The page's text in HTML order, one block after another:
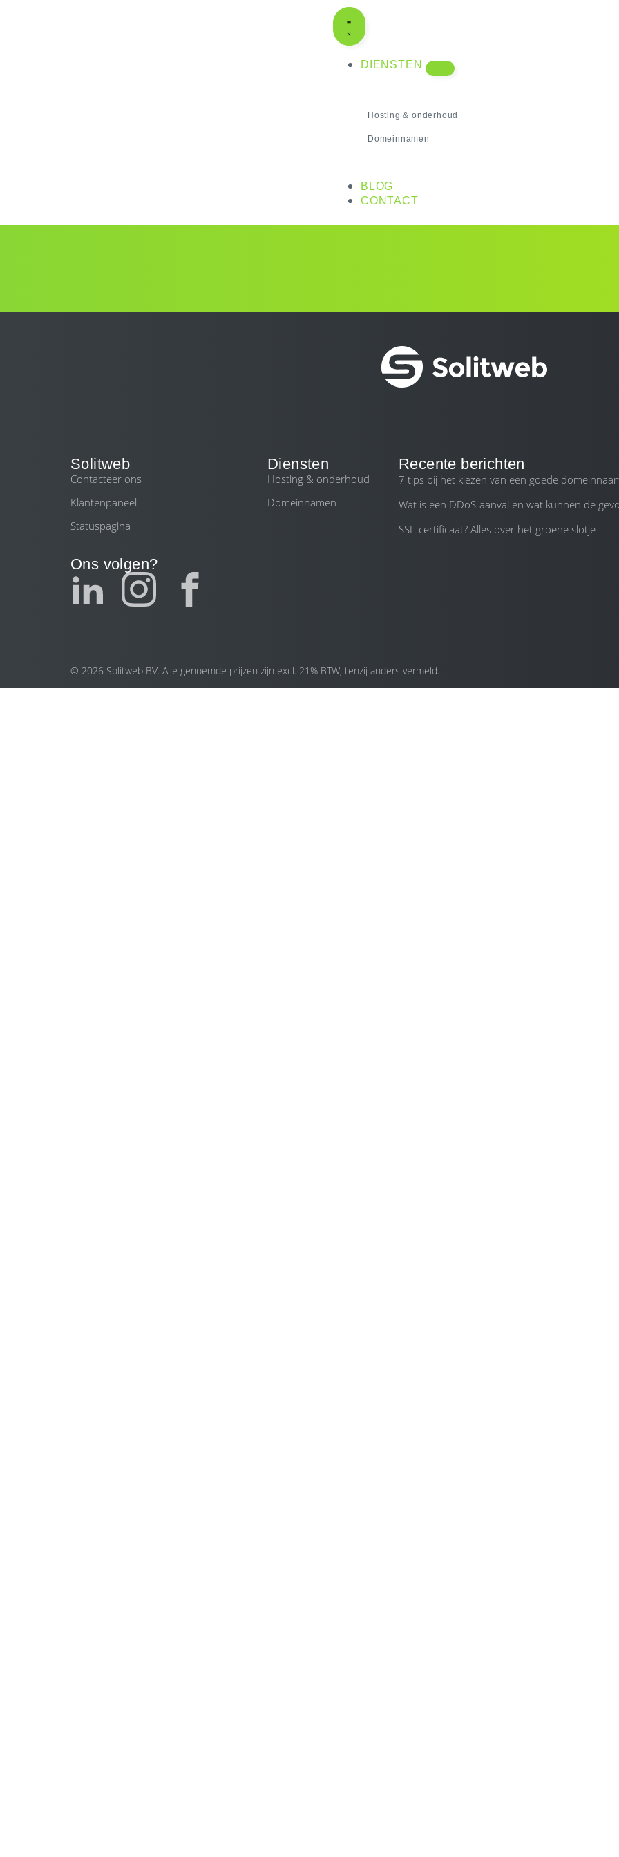
DIENSTEN
Hosting & onderhoud
Domeinnamen
BLOG
CONTACT
Solitweb
Contacteer ons
Klantenpaneel
Statuspagina
Ons volgen?
Diensten
Hosting & onderhoud
Domeinnamen
Recente berichten
7 tips bij het kiezen van een goede
Wat is een DDoS-aanval en wat kunnen de
SSL-certificaat? Alles over het groene slotje
© 2026 Solitweb BV. Alle genoemde prijzen zijn excl. 21% BTW, tenzij anders vermeld.